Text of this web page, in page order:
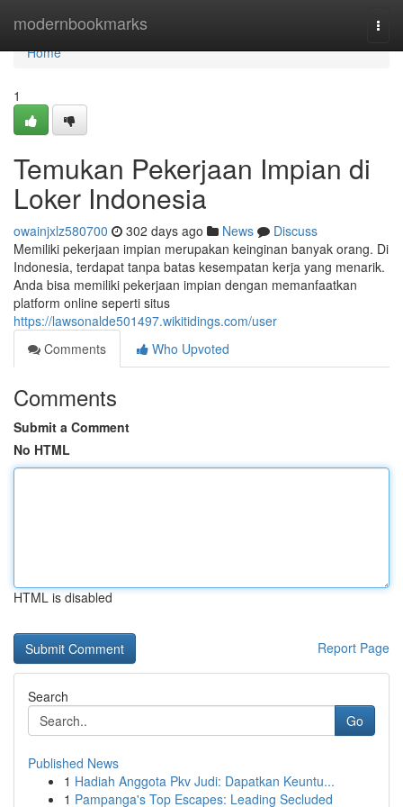
modernbookmarks
Home
Home
1
Temukan Pekerjaan Impian di
Loker Indonesia
owainjxlz580700 302 days ago News
Discuss
Memiliki pekerjaan impian merupakan keinginan banyak orang. Di
Indonesia, terdapat tanpa batas kesempatan kerja yang menarik.
Anda bisa memiliki pekerjaan impian dengan memanfaatkan
platform online seperti situs
https://lawsonalde501497.wikitidings.com/user
Comments
Who Upvoted
Comments
Submit a Comment
No HTML
HTML is disabled
Report Page
Search
Go
Published News
1 Hadiah Anggota Pkv Judi: Dapatkan Keuntu...
1 Pampanga's Top Escapes: Leading Secluded